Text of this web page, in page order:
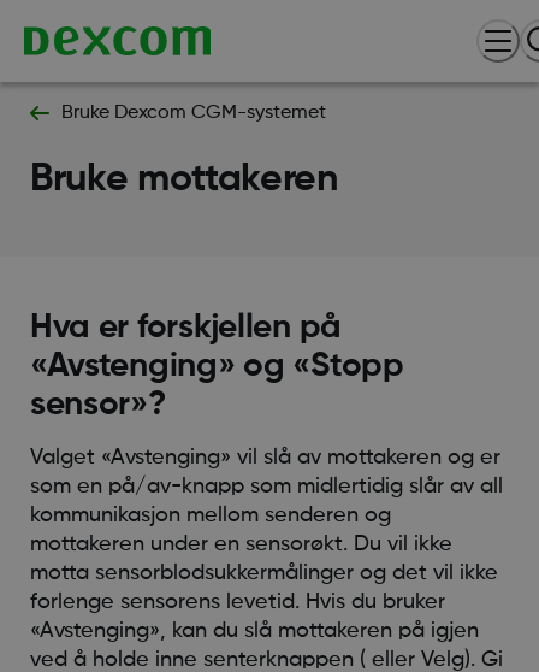
Bruke Dexcom CGM-systemet
Bruke mottakeren
Hva er forskjellen på
«Avstenging» og «Stopp
sensor»?
Valget «Avstenging» vil slå av mottakeren og er
som en på/av-knapp som midlertidig slår av all
kommunikasjon mellom senderen og
mottakeren under en sensorøkt. Du vil ikke
motta sensorblodsukkermålinger og det vil ikke
forlenge sensorens levetid. Hvis du bruker
«Avstenging», kan du slå mottakeren på igjen
ved å holde inne senterknappen ( eller Velg). Gi